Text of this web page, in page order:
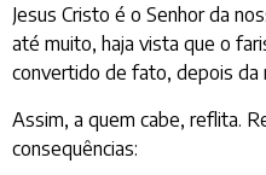
Jesus Cristo é o Senhor da
até muito, haja vista que o
convertido de fato, depois da
Assim, a quem cabe, reflita.
consequências: